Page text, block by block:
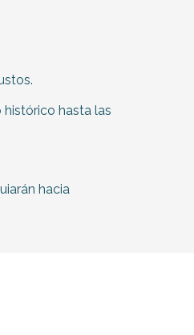
histórico hasta las
hacia